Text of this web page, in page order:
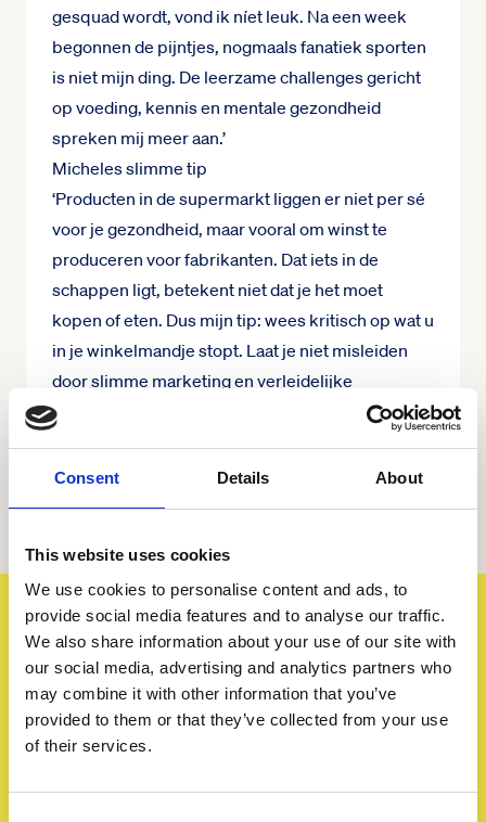
Consent Details About
This website uses cookies
We use cookies to personalise content and ads, to
provide social media features and to analyse our traffic.
We also share information about your use of our site with
our social media, advertising and analytics partners who
may combine it with other information that you’ve
provided to them or that they’ve collected from your use
of their services.
gesquad wordt, vond ik níet leuk. Na een week
begonnen de pijntjes, nogmaals fanatiek sporten
is niet mijn ding. De leerzame challenges gericht
op voeding, kennis en mentale gezondheid
spreken mij meer aan.’
Micheles slimme tip
‘Producten in de supermarkt liggen er niet per sé
voor je gezondheid, maar vooral om winst te
produceren voor fabrikanten. Dat iets in de
schappen ligt, betekent niet dat je het moet
kopen of eten. Dus mijn tip: wees kritisch op wat u
in je winkelmandje stopt. Laat je niet misleiden
door slimme marketing en verleidelijke
verpakkingen, maar maak bewuste keuzes die